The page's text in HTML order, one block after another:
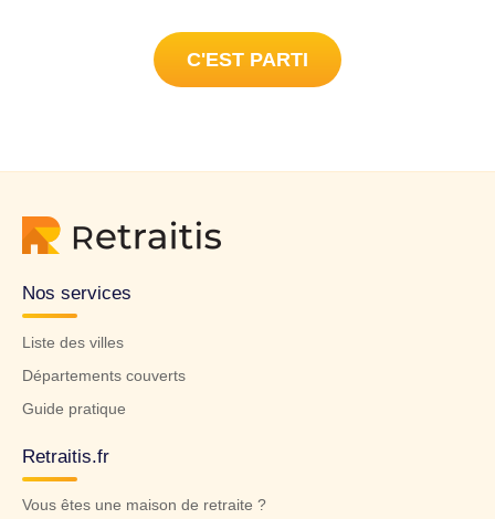
C'EST PARTI
Nos services
Liste des villes
Départements couverts
Guide pratique
Retraitis.fr
Vous êtes une maison de retraite ?